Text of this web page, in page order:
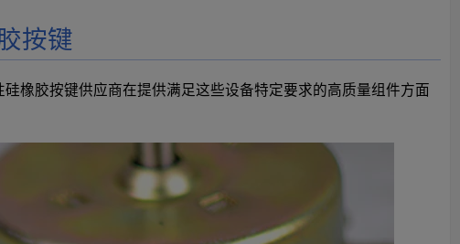
按键
橡胶按键供应商在提供满足这些设备特定要求的高质量组件方面